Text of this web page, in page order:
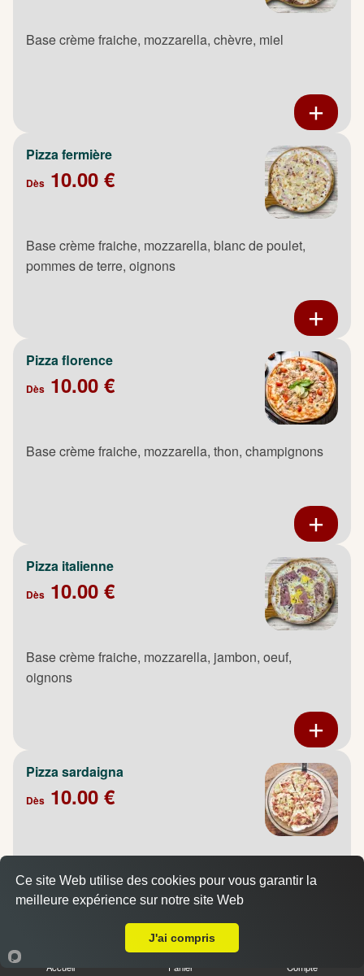
Base crème fraiche, mozzarella, chèvre, miel
Pizza fermière
Dès 10.00 €
Base crème fraiche, mozzarella, blanc de poulet,
pommes de terre, oignons
Pizza florence
Dès 10.00 €
Base crème fraiche, mozzarella, thon, champignons
Pizza italienne
Dès 10.00 €
Base crème fraiche, mozzarella, jambon, oeuf,
oignons
Pizza sardaigna
Dès 10.00 €
de terre, oignons, oeuf
Accueil Panier Compte
Ce site Web utilise des cookies pour vous garantir la
meilleure expérience sur notre site Web
J'ai compris